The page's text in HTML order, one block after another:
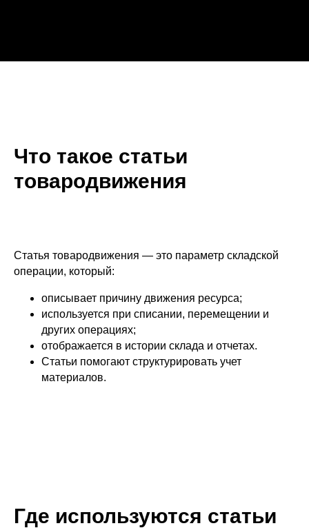
Что такое статьи
товародвижения
Статья товародвижения — это параметр складской
операции, который:
описывает причину движения ресурса;
используется при списании, перемещении и
других операциях;
отображается в истории склада и отчетах.
Статьи помогают структурировать учет
материалов.
Где используются статьи